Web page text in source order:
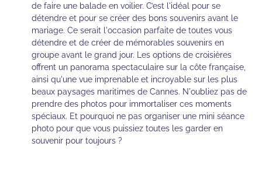
de faire une balade en voilier. C’est l'idéal pour se
détendre et pour se créer des bons souvenirs avant le
mariage. Ce serait l'occasion parfaite de toutes vous
détendre et de créer de mémorables souvenirs en
groupe avant le grand jour. Les options de croisières
offrent un panorama spectaculaire sur la côte française,
ainsi qu'une vue imprenable et incroyable sur les plus
beaux paysages maritimes de Cannes. N'oubliez pas de
prendre des photos pour immortaliser ces moments
spéciaux. Et pourquoi ne pas organiser une mini séance
photo pour que vous puissiez toutes les garder en
souvenir pour toujours ?